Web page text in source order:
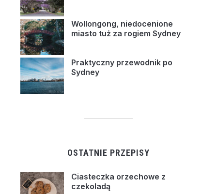
Wollongong, niedocenione
miasto tuż za rogiem Sydney
Praktyczny przewodnik po
Sydney
OSTATNIE PRZEPISY
Ciasteczka orzechowe z
czekoladą